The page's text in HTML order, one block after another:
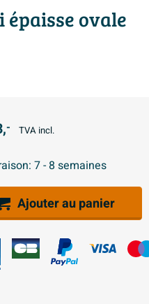
ovale
- TVA incl.
7 - 8 semaines
Ajouter au panier